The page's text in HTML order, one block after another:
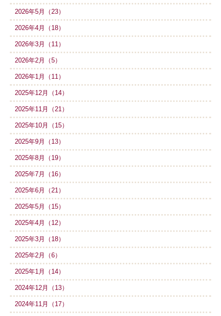
2026年5月（23）
2026年4月（18）
2026年3月（11）
2026年2月（5）
2026年1月（11）
2025年12月（14）
2025年11月（21）
2025年10月（15）
2025年9月（13）
2025年8月（19）
2025年7月（16）
2025年6月（21）
2025年5月（15）
2025年4月（12）
2025年3月（18）
2025年2月（6）
2025年1月（14）
2024年12月（13）
2024年11月（17）